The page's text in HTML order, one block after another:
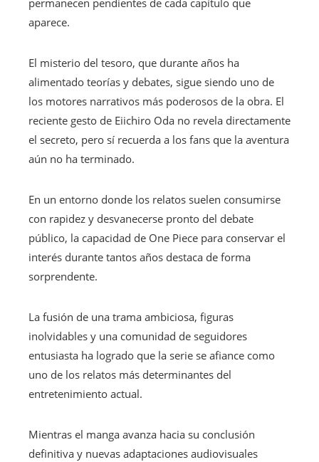
permanecen pendientes de cada capítulo que
aparece.
El misterio del tesoro, que durante años ha
alimentado teorías y debates, sigue siendo uno de
los motores narrativos más poderosos de la obra. El
reciente gesto de Eiichiro Oda no revela directamente
el secreto, pero sí recuerda a los fans que la aventura
aún no ha terminado.
En un entorno donde los relatos suelen consumirse
con rapidez y desvanecerse pronto del debate
público, la capacidad de One Piece para conservar el
interés durante tantos años destaca de forma
sorprendente.
La fusión de una trama ambiciosa, figuras
inolvidables y una comunidad de seguidores
entusiasta ha logrado que la serie se afiance como
uno de los relatos más determinantes del
entretenimiento actual.
Mientras el manga avanza hacia su conclusión
definitiva y nuevas adaptaciones audiovisuales